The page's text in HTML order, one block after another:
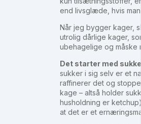
end livsglæde, hvis
Når jeg bygger kager,
utrolig dårlige kager,
ubehagelige og måske
Det starter med
sukker i sig selv er et
raffinerer det og
kage – altså holder
husholdning er
at det er et